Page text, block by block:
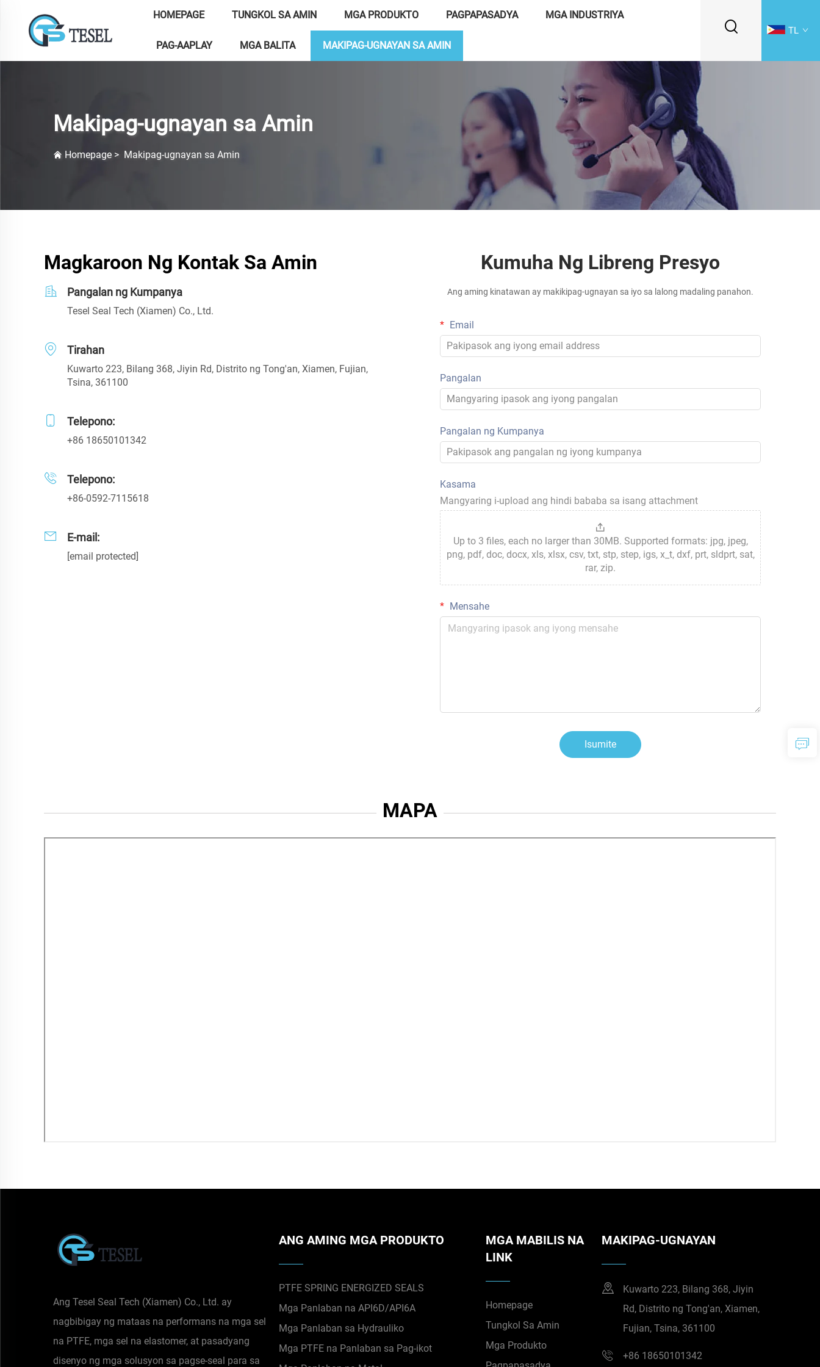
HOMEPAGE TUNGKOL SA AMIN MGA PRODUKTO PAGPAPASADYA MGA INDUSTRIYA
PAG-AAPLAY MGA BALITA MAKIPAG-UGNAYAN SA AMIN
TL
Makipag-ugnayan sa Amin
Homepage > Makipag-ugnayan sa Amin
Magkaroon Ng Kontak Sa Amin
Pangalan ng Kumpanya
Tesel Seal Tech (Xiamen) Co., Ltd.
Tirahan
Kuwarto 223, Bilang 368, Jiyin Rd, Distrito ng Tong'an, Xiamen, Fujian,
Tsina, 361100
Telepono:
+86 18650101342
Telepono:
+86-0592-7115618
E-mail:
[email protected]
Kumuha Ng Libreng Presyo
Ang aming kinatawan ay makikipag-ugnayan sa iyo sa lalong madaling panahon.
Email
Pangalan
Pangalan ng Kumpanya
Kasama
Mangyaring i-upload ang hindi bababa sa isang attachment
Up to 3 files, each no larger than 30MB. Supported formats: jpg, jpeg,
png, pdf, doc, docx, xls, xlsx, csv, txt, stp, step, igs, x_t, dxf, prt, sldprt, sat,
rar, zip.
Mensahe
Isumite
MAPA
Ang Tesel Seal Tech (Xiamen) Co., Ltd. ay
nagbibigay ng mataas na performans na mga sel
na PTFE, mga sel na elastomer, at pasadyang
disenyo ng mga solusyon sa pagse-seal para sa
ANG AMING MGA PRODUKTO
PTFE SPRING ENERGIZED SEALS
Mga Panlaban na API6D/API6A
Mga Panlaban sa Hydrauliko
Mga PTFE na Panlaban sa Pag-ikot
MGA MABILIS NA
LINK
Homepage
Tungkol Sa Amin
Mga Produkto
MAKIPAG-UGNAYAN
Kuwarto 223, Bilang 368, Jiyin
Rd, Distrito ng Tong'an, Xiamen,
Fujian, Tsina, 361100
+86 18650101342